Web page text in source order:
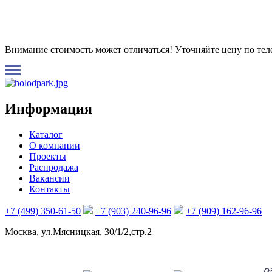
Внимание стоимость может отличаться! Уточняйте цену по
Информация
Каталог
О компании
Проекты
Распродажа
Вакансии
Контакты
+7 (499) 350-61-50 +7 (903) 240-96-96
+7 (909) 162-96-96
Москва, ул.Мясницкая, 30/1/2,стр.2